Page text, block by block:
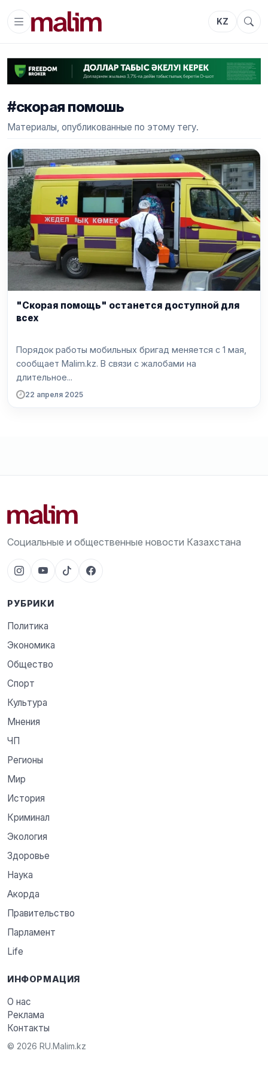
KZ
#скорая помошь
Материалы, опубликованные по этому тегу.
"Скорая помощь" останется доступной для
всех
Порядок работы мобильных бригад меняется с 1 мая,
сообщает Malim.kz. В связи с жалобами на
длительное...
22 апреля 2025
Социальные и общественные новости Казахстана
РУБРИКИ
Политика
Экономика
Общество
Спорт
Культура
Мнения
ЧП
Регионы
Мир
История
Криминал
Экология
Здоровье
Наука
Акорда
Правительство
Парламент
Life
ИНФОРМАЦИЯ
О нас
Реклама
Контакты
© 2026 RU.Malim.kz